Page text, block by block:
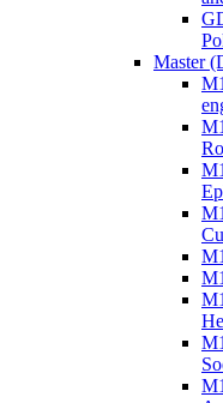
Master